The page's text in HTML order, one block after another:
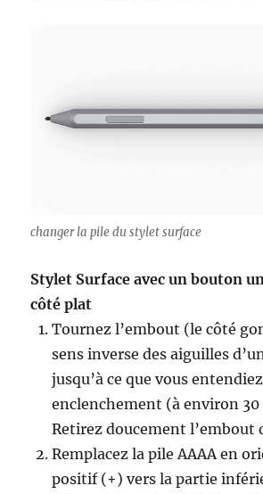
changer la pile du stylet surface
Stylet Surface avec un bouton
côté plat
Tournez l’embout (le côté
sens inverse des aiguilles
jusqu’à ce que vous
enclenchement (à environ 30
Retirez doucement l’embout
Remplacez la pile AAAA en
positif (+) vers la partie